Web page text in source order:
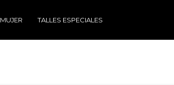
MUJER TALLES ESPECIALES